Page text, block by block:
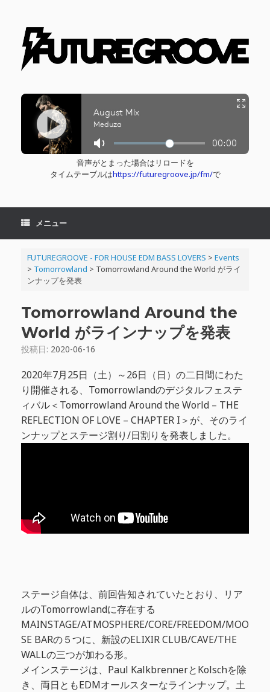
音声がとまった場合はリロードを
タイムテーブルはhttps://futuregroove.jp/fm/で
メニュー
FUTUREGROOVE - FOR HOUSE EDM BASS LOVERS > Events
> Tomorrowland > Tomorrowland Around the World がライ
ンナップを発表
Tomorrowland Around the
World がラインナップを発表
投稿日: 2020-06-16
2020年7月25日（土）～26日（日）の二日間にわた
り開催される、Tomorrowlandのデジタルフェステ
ィバル＜Tomorrowland Around the World – THE
REFLECTION OF LOVE – CHAPTER I＞が、そのライ
ンナップとステージ割り/日割りを発表しました。
ステージ自体は、前回告知されていたとおり、リア
ルのTomorrowlandに存在する
MAINSTAGE/ATMOSPHERE/CORE/FREEDOM/MOO
SE BARの５つに、新設のELIXIR CLUB/CAVE/THE
WALLの三つが加わる形。
メインステージは、Paul KalkbrennerとKolschを除
き、両日ともEDMオールスターなラインナップ。土